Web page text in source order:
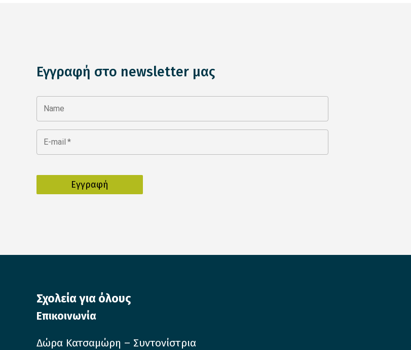
Εγγραφή στο newsletter μας
Name
E-mail *
Σχολεία για όλους
Επικοινωνία
Δώρα Κατσαμώρη – Συντονίστρια